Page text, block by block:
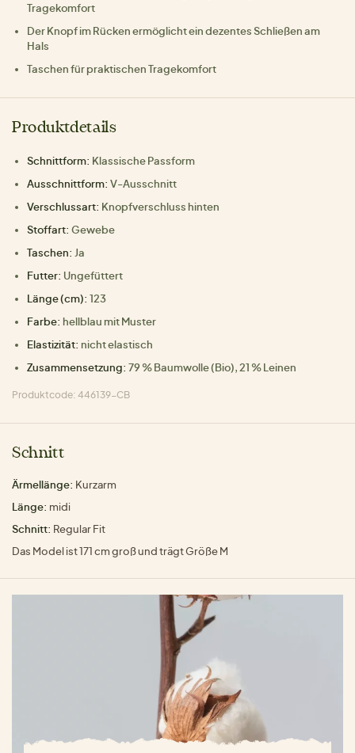
Tragekomfort
Der Knopf im Rücken ermöglicht ein dezentes Schließen am
Hals
Taschen für praktischen Tragekomfort
Produktdetails
Schnittform: Klassische Passform
Ausschnittform: V-Ausschnitt
Verschlussart: Knopfverschluss hinten
Stoffart: Gewebe
Taschen: Ja
Futter: Ungefüttert
Länge (cm): 123
Farbe: hellblau mit Muster
Elastizität: nicht elastisch
Zusammensetzung: 79 % Baumwolle (Bio), 21 % Leinen
Produktcode: 446139-CB
Schnitt
Ärmellänge: Kurzarm
Länge: midi
Schnitt: Regular Fit
Das Model ist 171 cm groß und trägt Größe M